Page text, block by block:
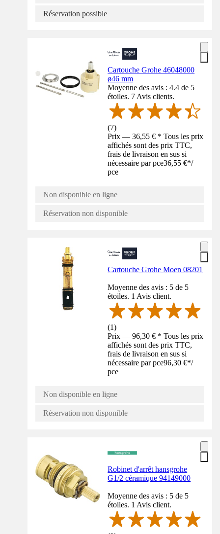
Réservation possible
Cartouche Grohe 46048000
ø46 mm
Moyenne des avis : 4.4 de 5
étoiles. 7 Avis clients.
(7)
Prix — 36,55 € * Tous les prix
affichés sont des prix TTC,
frais de livraison en sus si
nécessaire par pce36,55 €*/
pce
Non disponible en ligne
Réservation non disponible
Cartouche Grohe Moen 08201
Moyenne des avis : 5 de 5
étoiles. 1 Avis client.
(1)
Prix — 96,30 € * Tous les prix
affichés sont des prix TTC,
frais de livraison en sus si
nécessaire par pce96,30 €*/
pce
Non disponible en ligne
Réservation non disponible
Robinet d'arrêt hansgrohe
G1/2 céramique 94149000
Moyenne des avis : 5 de 5
étoiles. 1 Avis client.